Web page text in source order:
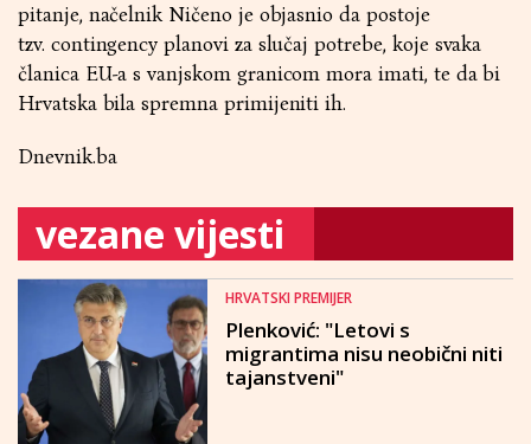
pitanje, načelnik Ničeno je objasnio da postoje
tzv. contingency planovi za slučaj potrebe, koje svaka
članica EU-a s vanjskom granicom mora imati, te da bi
Hrvatska bila spremna primijeniti ih.
Dnevnik.ba
vezane vijesti
HRVATSKI PREMIJER
Plenković: "Letovi s
migrantima nisu neobični niti
tajanstveni"